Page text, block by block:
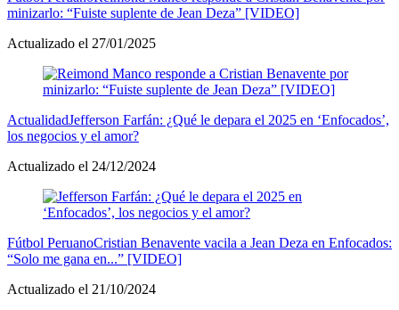
minizarlo: “Fuiste suplente de Jean Deza” [VIDEO]
Actualizado el 27/01/2025
ActualidadJefferson Farfán: ¿Qué le depara el 2025 en ‘Enfocados’,
los negocios y el amor?
Actualizado el 24/12/2024
Fútbol PeruanoCristian Benavente vacila a Jean Deza en Enfocados:
“Solo me gana en...” [VIDEO]
Actualizado el 21/10/2024